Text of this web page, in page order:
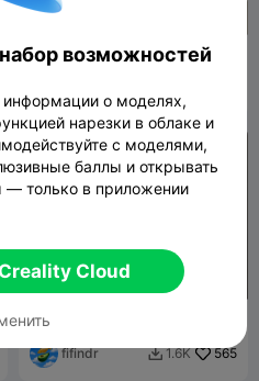
Милый единорог
Мини-цыпленок
fifindr 1.6K 565
возможностей
информации о моделях,
нарезки в облаке и
с моделями,
баллы и открывать
— только в приложении
Cloud